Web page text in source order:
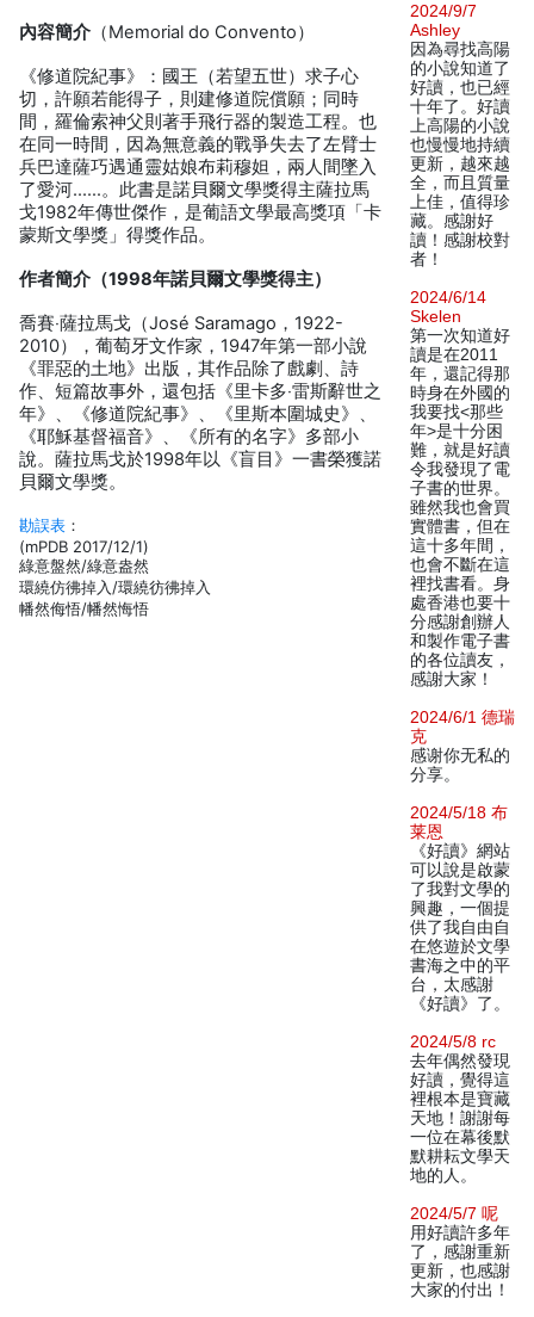
內容簡介 （Memorial do Convento）
《修道院紀事》：國王（若望五世）求子心
切，許願若能得子，則建修道院償願；同時
間，羅倫索神父則著手飛行器的製造工程。也
在同一時間，因為無意義的戰爭失去了左臂士
兵巴達薩巧遇通靈姑娘布莉穆妲，兩人間墜入
了愛河……。此書是諾貝爾文學獎得主薩拉馬
戈1982年傳世傑作，是葡語文學最高獎項「卡
蒙斯文學獎」得獎作品。
作者簡介（1998年諾貝爾文學獎得主）
喬賽‧薩拉馬戈（José Saramago，1922-
2010），葡萄牙文作家，1947年第一部小說
《罪惡的土地》出版，其作品除了戲劇、詩
作、短篇故事外，還包括《里卡多‧雷斯辭世之
年》、《修道院紀事》、《里斯本圍城史》、
《耶穌基督福音》、《所有的名字》多部小
說。薩拉馬戈於1998年以《盲目》一書榮獲諾
貝爾文學獎。
勘誤表 ：
(mPDB 2017/12/1)
綠意盤然/綠意盎然
環繞仿彿掉入/環繞彷彿掉入
幡然侮悟/幡然悔悟
2024/9/7
Ashley
因為尋找高陽
的小說知道了
好讀，也已經
十年了。好讀
上高陽的小說
也慢慢地持續
更新，越來越
全，而且質量
上佳，值得珍
藏。感謝好
讀！感謝校對
者！
2024/6/14
Skelen
第一次知道好
讀是在2011
年，還記得那
時身在外國的
我要找<那些
年>是十分困
難，就是好讀
令我發現了電
子書的世界。
雖然我也會買
實體書，但在
這十多年間，
也會不斷在這
裡找書看。身
處香港也要十
分感謝創辦人
和製作電子書
的各位讀友，
感謝大家！
2024/6/1 德瑞
克
感谢你无私的
分享。
2024/5/18 布
莱恩
《好讀》網站
可以說是啟蒙
了我對文學的
興趣，一個提
供了我自由自
在悠遊於文學
書海之中的平
台，太感謝
《好讀》了。
2024/5/8 rc
去年偶然發現
好讀，覺得這
裡根本是寶藏
天地！謝謝每
一位在幕後默
默耕耘文學天
地的人。
2024/5/7 呢
用好讀許多年
了，感謝重新
更新，也感謝
大家的付出！